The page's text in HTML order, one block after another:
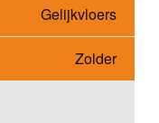
Gelijkvloers
Zolder